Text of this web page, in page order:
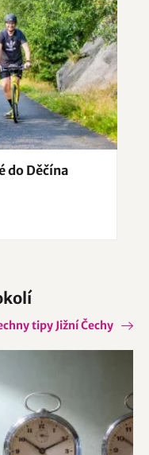
do Děčína
tipy Jižní Čechy